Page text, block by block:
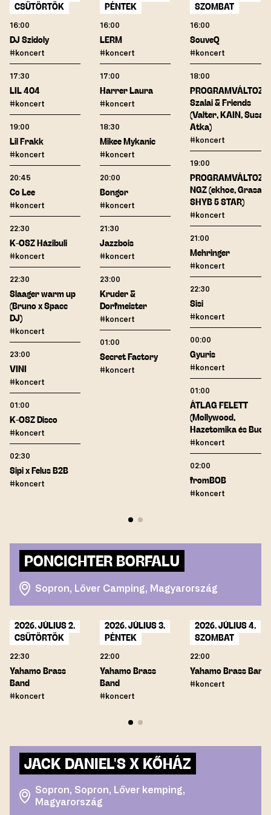
CSÜTÖRTÖK
16:00
DJ Szidoly
#koncert
17:30
LIL 404
#koncert
19:00
Lil Frakk
#koncert
20:45
Co Lee
#koncert
22:30
K-OSZ Házibuli
#koncert
22:30
Slaager warm up
(Bruno x Spacc
DJ)
#koncert
23:00
VINI
#koncert
01:00
K-OSZ Disco
#koncert
02:30
Sipi x Felus B2B
#koncert
PÉNTEK
16:00
LERM
#koncert
17:00
Harrer Laura
#koncert
18:30
Mikee Mykanic
#koncert
20:00
Bongor
#koncert
21:30
Jazzbois
#koncert
23:00
Kruder &
Dorfmeister
#koncert
01:00
Secret Factory
#koncert
SZOMBAT
16:00
SouveQ
#koncert
18:00
Szalai & Friends
(Valter, KAIN, Susa,
Atka)
#koncert
19:00
NGZ (ekhoe, Grasa,
SHYB 5 STAR)
#koncert
21:00
Mehringer
#koncert
22:30
Sisi
#koncert
00:00
Gyuris
#koncert
01:00
ÁTLAG FELETT
(Mollywood,
Hazetomika és Buda)
#koncert
02:00
fromBOB
#koncert
PONCICHTER BORFALU
Sopron, Löver Camping, Magyarország
2026. JÚLIUS 2.
CSÜTÖRTÖK
22:30
Yahamo Brass
Band
#koncert
2026. JÚLIUS 3.
PÉNTEK
22:00
Yahamo Brass
Band
#koncert
2026. JÚLIUS 4.
SZOMBAT
22:00
Yahamo Brass Band
#koncert
JACK DANIEL'S X KŐHÁZ
Sopron, Sopron, Lőver kemping,
Magyarország